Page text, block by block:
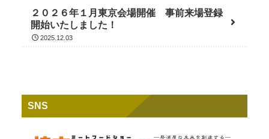
２０２６年１月東京会場開催 事前来場登録
開始いたしました！
2025.12.03
SNS